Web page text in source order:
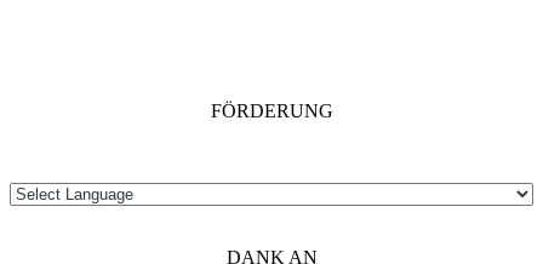
FÖRDERUNG
DANK AN